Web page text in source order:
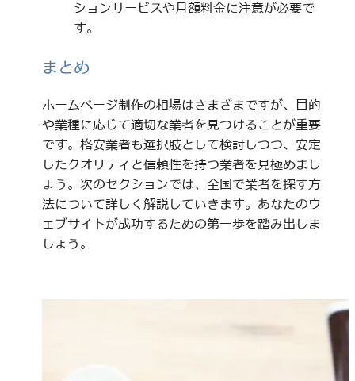
ションサービスや月額料金に注意が必要で
す。
まとめ
ホームページ制作の相場はさまざまですが、目的
や業種に応じて適切な業者を見つけることが重要
です。格安業者も選択肢として検討しつつ、安定
したクオリティと信頼性を持つ業者を見極めまし
ょう。次のセクションでは、全国で業者を探す方
法について詳しく解説していきます。あなたのウ
ェブサイトが成功するための第一歩を踏み出しま
しょう。